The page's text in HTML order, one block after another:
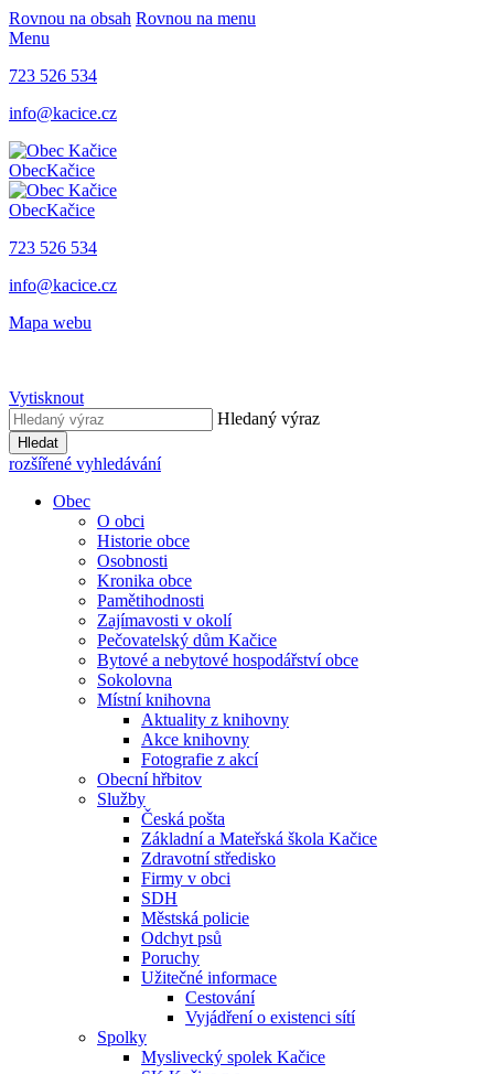
Rovnou na obsah Rovnou na menu
Menu
723 526 534
info@kacice.cz
ObecKačice
ObecKačice
723 526 534
info@kacice.cz
Mapa webu
Vytisknout
Hledaný výraz
Hledat
rozšířené vyhledávání
Obec
O obci
Historie obce
Osobnosti
Kronika obce
Pamětihodnosti
Zajímavosti v okolí
Pečovatelský dům Kačice
Bytové a nebytové hospodářství obce
Sokolovna
Místní knihovna
Aktuality z knihovny
Akce knihovny
Fotografie z akcí
Obecní hřbitov
Služby
Česká pošta
Základní a Mateřská škola Kačice
Zdravotní středisko
Firmy v obci
SDH
Městská policie
Odchyt psů
Poruchy
Užitečné informace
Cestování
Vyjádření o existenci sítí
Spolky
Myslivecký spolek Kačice